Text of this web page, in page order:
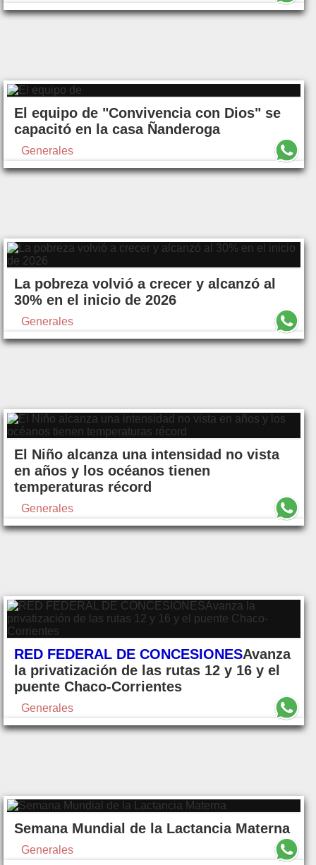
El equipo de "Convivencia con Dios" se
capacitó en la casa Ñanderoga
Generales
La pobreza volvió a crecer y alcanzó al
30% en el inicio de 2026
Generales
El Niño alcanza una intensidad no vista
en años y los océanos tienen
temperaturas récord
Generales
RED FEDERAL DE CONCESIONESAvanza
la privatización de las rutas 12 y 16 y el
puente Chaco-Corrientes
Generales
Semana Mundial de la Lactancia Materna
Generales